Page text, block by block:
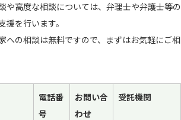
や​高度な​相談に​ついては、​弁理士や​弁護士等の​
を​行います。​
への​相談は​無料ですので、​まずは​お気軽に​ご相
電話番
号
お問い合
わせ
受​託機​関